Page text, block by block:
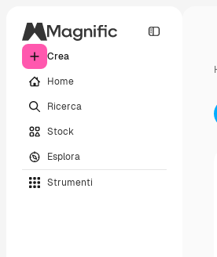
Crea
Home
Ricerca
Stock
Esplora
Strumenti